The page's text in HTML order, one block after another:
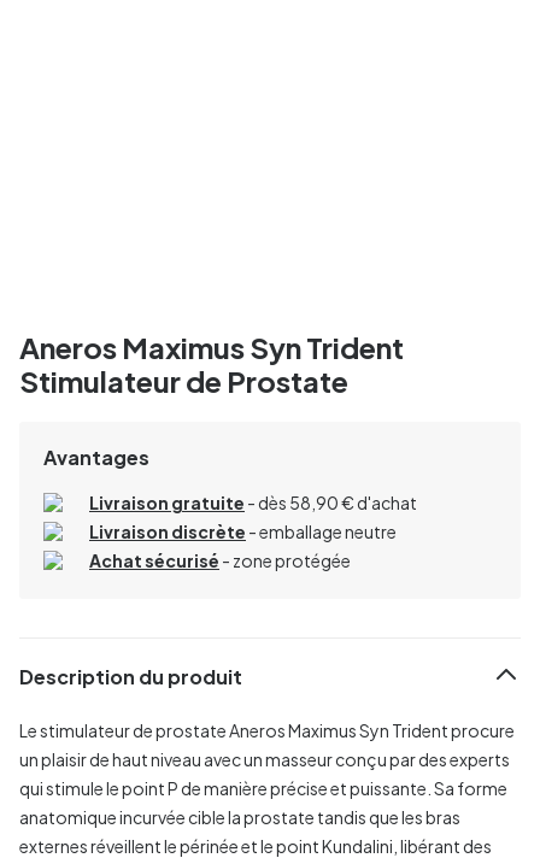
Aneros Maximus Syn Trident
Stimulateur de Prostate
Avantages
Livraison gratuite - dès 58,90 € d'achat
Livraison discrète - emballage neutre
Achat sécurisé - zone protégée
Description du produit
Le stimulateur de prostate Aneros Maximus Syn Trident procure
un plaisir de haut niveau avec un masseur conçu par des experts
qui stimule le point P de manière précise et puissante. Sa forme
anatomique incurvée cible la prostate tandis que les bras
externes réveillent le périnée et le point Kundalini, libérant des